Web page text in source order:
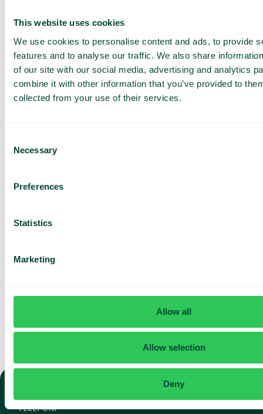
This website uses cookies
We use cookies to personalise content and ads, to provide
features and to analyse our traffic. We also share
of our site with our social media, advertising and analytics
combine it with other information that you’ve provided to
collected from your use of their services.
Selection
Necessary
Preferences
Statistics
Marketing
Allow all
Allow selection
Deny
Få en
skræddersyet
demo og et
tilbud
Gennemgang af vores
tjenester
for dig og dit team
TELEFONI